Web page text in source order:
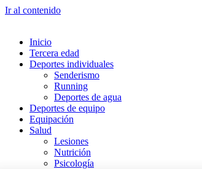
Ir al contenido
Inicio
Tercera edad
Deportes individuales
Senderismo
Running
Deportes de agua
Deportes de equipo
Equipación
Salud
Lesiones
Nutrición
Psicología